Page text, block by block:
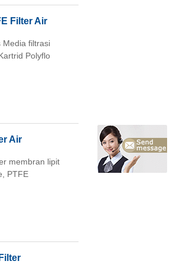
Filter Air
Media filtrasi
Polyflo
Air
membran lipit
PTFE